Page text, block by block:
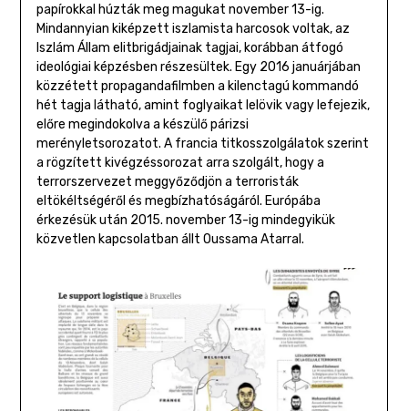
papírokkal húzták meg magukat november 13-ig.
Mindannyian kiképzett iszlamista harcosok voltak, az
Iszlám Állam elitbrigádjainak tagjai, korábban átfogó
ideológiai képzésben részesültek. Egy 2016 januárjában
közzétett propagandafilmben a kilenctagú kommandó
hét tagja látható, amint foglyaikat lelövik vagy lefejezik,
előre megindokolva a készülő párizsi
merényletsorozatot. A francia titkosszolgálatok szerint
a rögzített kivégzéssorozat arra szolgált, hogy a
terrorszervezet meggyőződjön a terroristák
eltökéltségéről és megbízhatóságáról. Európába
érkezésük után 2015. november 13-ig mindegyikük
közvetlen kapcsolatban állt Oussama Atarral.